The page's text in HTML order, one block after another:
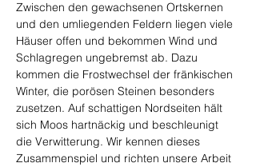
Zwischen den gewachsenen Ortskernen
und den umliegenden Feldern liegen viele
Häuser offen und bekommen Wind und
Schlagregen ungebremst ab. Dazu
kommen die Frostwechsel der fränkischen
Winter, die porösen Steinen besonders
zusetzen. Auf schattigen Nordseiten hält
sich Moos hartnäckig und beschleunigt
die Verwitterung. Wir kennen dieses
Zusammenspiel und richten unsere Arbeit